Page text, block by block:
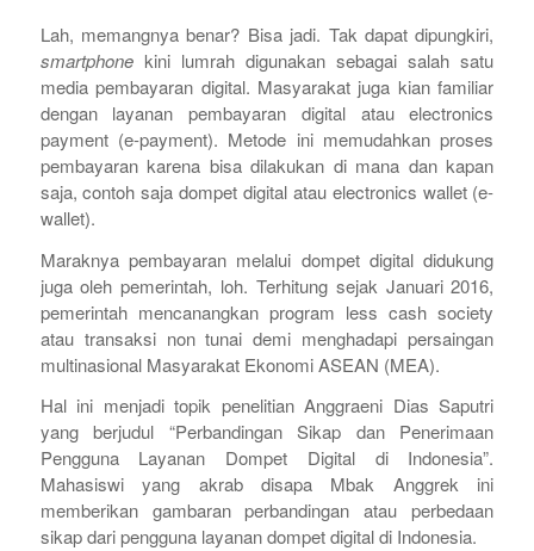
Lah, memangnya benar? Bisa jadi. Tak dapat dipungkiri,
smartphonekini lumrah digunakan sebagai salah satu
media pembayaran digital. Masyarakat juga kian familiar
dengan layanan pembayaran digital atauelectronics
payment (e-payment). Metode ini memudahkan proses
pembayaran karena bisa dilakukan di mana dan kapan
saja, contoh saja dompet digital atau electronics wallet(e-
wallet).
Maraknya pembayaran melalui dompet digital didukung
juga oleh pemerintah, loh. Terhitung sejak Januari 2016,
pemerintah mencanangkan program less cash society
atau transaksi non tunai demi menghadapi persaingan
multinasional Masyarakat Ekonomi ASEAN (MEA).
Hal ini menjadi topik penelitian Anggraeni Dias Saputri
yang berjudul “Perbandingan Sikap dan Penerimaan
Pengguna Layanan Dompet Digital di Indonesia”.
Mahasiswi yang akrab disapa Mbak Anggrek ini
memberikan gambaran perbandingan atau perbedaan
sikap dari pengguna layanan dompet digital di Indonesia.